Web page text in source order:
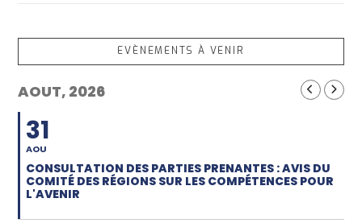
EVÈNEMENTS À VENIR
AOUT, 2026
31
AOU
CONSULTATION DES PARTIES PRENANTES : AVIS DU
COMITÉ DES RÉGIONS SUR LES COMPÉTENCES POUR
L'AVENIR